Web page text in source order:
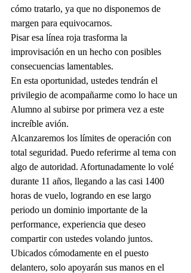
cómo tratarlo, ya que no disponemos de
margen para equivocarnos.
Pisar esa línea roja trasforma la
improvisación en un hecho con posibles
consecuencias lamentables.
En esta oportunidad, ustedes tendrán el
privilegio de acompañarme como lo hace un
Alumno al subirse por primera vez a este
increíble avión.
Alcanzaremos los límites de operación con
total seguridad. Puedo referirme al tema con
algo de autoridad. Afortunadamente lo volé
durante 11 años, llegando a las casi 1400
horas de vuelo, logrando en ese largo
periodo un dominio importante de la
performance, experiencia que deseo
compartir con ustedes volando juntos.
Ubicados cómodamente en el puesto
delantero, solo apoyarán sus manos en el